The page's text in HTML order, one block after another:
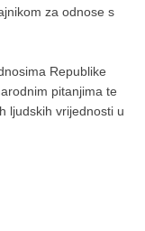
za odnose s
Republike
pitanjima te
ljudskih vrijednosti u